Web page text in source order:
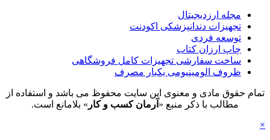
مجله ارزدیجیتال
تجهیزات دندانپزشکی اکودنت
توسعه فردی
چاپ ارزان کتاب
ساخت سفارشی تجهیزات کامل فروشگاهی
ظروف الومینیومی یکبار مصرف
تمام حقوق مادی و معنوی این سایت محفوظ می باشد و استفاده از
مطالب با ذکر منبع « آرمان کسب و کار » بلامانع است.
×